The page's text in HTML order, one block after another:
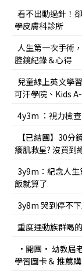
看不出動過針！
學皮膚科診所
人生第一次手術
腔鏡紀錄＆心得
兒童線上英文學
可汗學院、Kids
4y3m ：視力檢
【已結團】30分
癢肌救星? 沒買到
3y9m：紀念人生
飯就算了
3y8m 哭到停不
重度運動族群喝
•開團• 幼教屆
學習圖卡＆ 推薦